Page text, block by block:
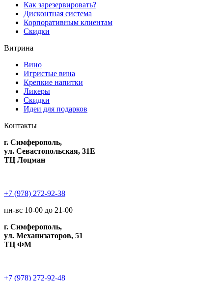
Как зарезервировать?
Дисконтная система
Корпоративным клиентам
Скидки
Витрина
Вино
Игристые вина
Крепкие напитки
Ликеры
Скидки
Идеи для подарков
Контакты
г. Симферополь,
ул. Севастопольская, 31Е
ТЦ Лоцман
+7 (978) 272-92-38
пн-вс 10-00 до 21-00
г. Симферополь,
ул. Механизаторов, 51
ТЦ ФМ
+7 (978) 272-92-48